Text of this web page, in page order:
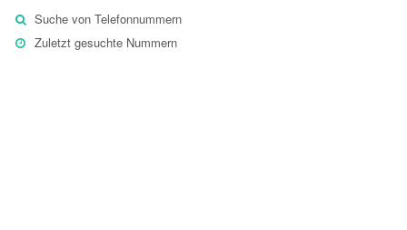
Suche von Telefonnummern
Zuletzt gesuchte Nummern